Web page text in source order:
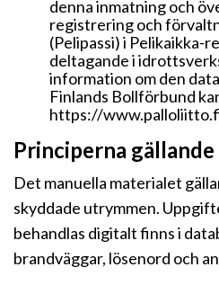
denna inmatning och
registrering och
(Pelipassi) i Pelikaikka-
deltagande i
information om den
Finlands Bollförbund
https://
Principerna
Det manuella materialet
skyddade utrymmen.
behandlas digitalt finns i
brandväggar, lösenord och